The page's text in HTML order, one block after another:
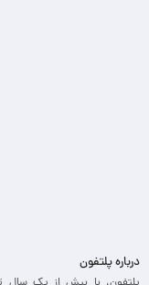
درباره پلتفون